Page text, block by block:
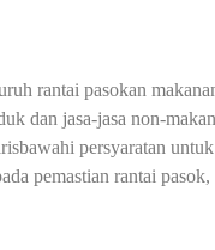
rantai pasokan
dan jasa-jasa non-
persyaratan
pemastian rantai